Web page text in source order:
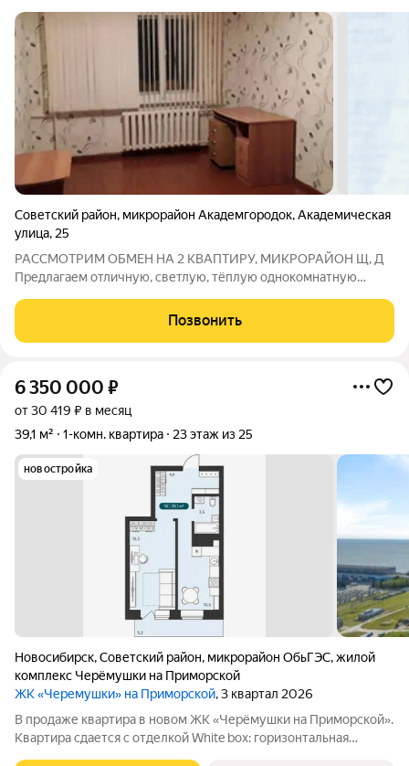
Советский район, микрорайон Академгородок,Академическая
улица, 25
РАССМОТРИМ ОБМЕН НА 2 КВАПТИРУ, МИКРОРАЙОН Щ, Д
Предлагаем отличную, светлую, тёплую однокомнатную
улице Академическая. Одним из важных факторов является то,
что улица закреплена за одним из
Позвонить
6 350 000 ₽
от 30 419 ₽ в месяц
39,1 м²
1-комн. квартира 23 этаж из 25
новостройка
Новосибирск,Советский район, микрорайон ОбьГЭС,жилой
комплекс Черёмушки на Приморской
ЖК «Черемушки» на Приморской, 3 квартал 2026
В продаже квартира в новом ЖК «Черёмушки на Приморской».
Квартира сдается с отделкой White box: горизонтальная